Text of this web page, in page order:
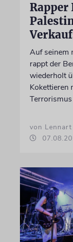
Rapper
Auf seinem
rappt der
wiederholt
Kokettieren
von